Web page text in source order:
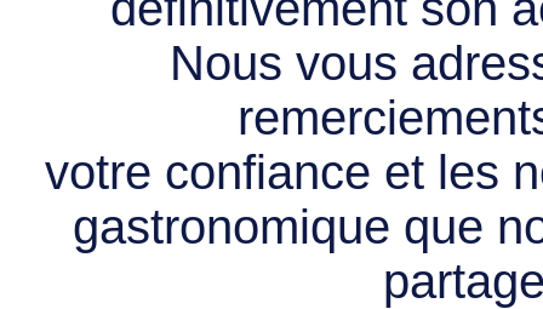
Nous vous
votre confiance et les
gastronomique que